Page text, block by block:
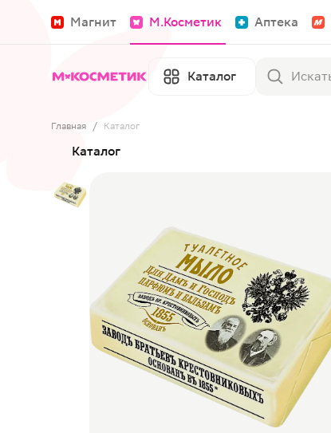
Магнит М.Косметик Аптека
Каталог
Главная / Каталог
Каталог